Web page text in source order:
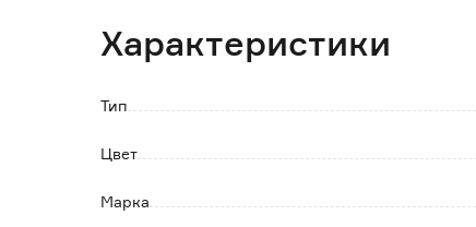
- быстро восстанавливает внешний вид
- экономичное использование благодаря
Обратите внимание:
Характеристики
Тип
Цвет
Марка